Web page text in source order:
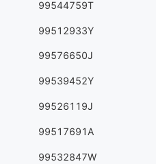
99544759T
99512933Y
99576650J
99539452Y
99526119J
99517691A
99532847W